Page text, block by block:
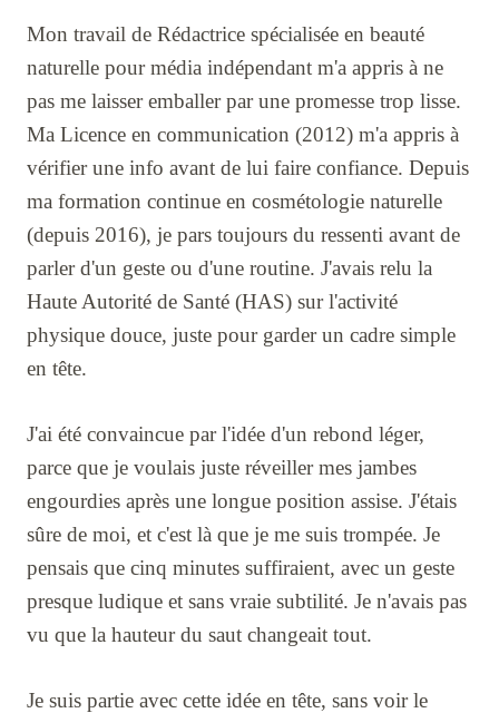
Mon travail de Rédactrice spécialisée en beauté
naturelle pour média indépendant m'a appris à ne
pas me laisser emballer par une promesse trop lisse.
Ma Licence en communication (2012) m'a appris à
vérifier une info avant de lui faire confiance. Depuis
ma formation continue en cosmétologie naturelle
(depuis 2016), je pars toujours du ressenti avant de
parler d'un geste ou d'une routine. J'avais relu la
Haute Autorité de Santé (HAS) sur l'activité
physique douce, juste pour garder un cadre simple
en tête.
J'ai été convaincue par l'idée d'un rebond léger,
parce que je voulais juste réveiller mes jambes
engourdies après une longue position assise. J'étais
sûre de moi, et c'est là que je me suis trompée. Je
pensais que cinq minutes suffiraient, avec un geste
presque ludique et sans vraie subtilité. Je n'avais pas
vu que la hauteur du saut changeait tout.
Je suis partie avec cette idée en tête, sans voir le